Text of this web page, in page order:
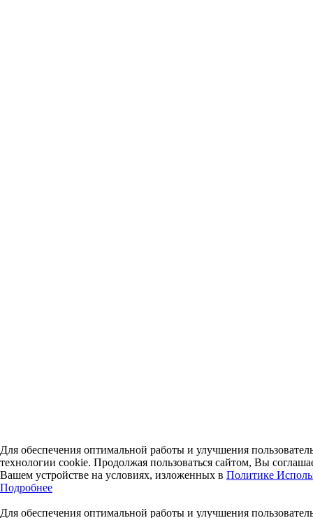
Для обеспечения оптимальной работы и улучшения
технологии cookie. Продолжая пользоваться сайтом, Вы
Вашем устройстве на условиях, изложенных в Политике
Подробнее
Для обеспечения оптимальной работы и улучшения